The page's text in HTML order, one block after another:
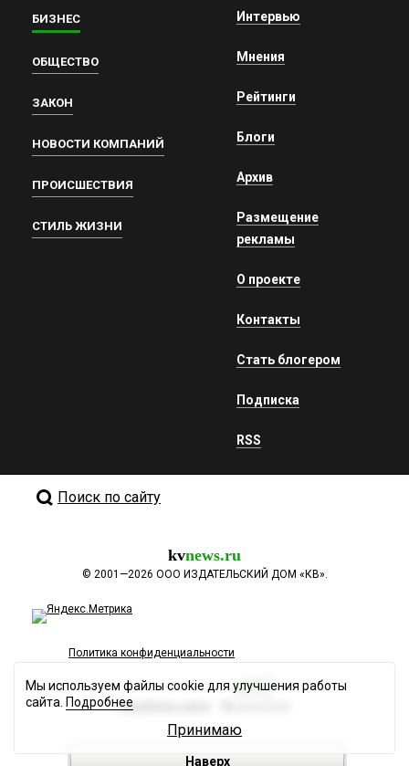
БИЗНЕС
ОБЩЕСТВО
ЗАКОН
НОВОСТИ КОМПАНИЙ
ПРОИСШЕСТВИЯ
СТИЛЬ ЖИЗНИ
Интервью
Мнения
Рейтинги
Блоги
Архив
Размещение
рекламы
О проекте
Контакты
Стать блогером
Подписка
RSS
Поиск по сайту
kvnews.ru
© 2001—2026 ООО ИЗДАТЕЛЬСКИЙ ДОМ «КВ».
Политика конфиденциальности
Разработка сайта
Наверх
Мы используем файлы cookie для улучшения работы
сайта. Подробнее
Принимаю